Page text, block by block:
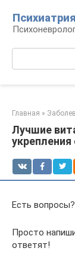
контенту
Главная »
Лучшие
Есть вопросы?
Просто
ответят!